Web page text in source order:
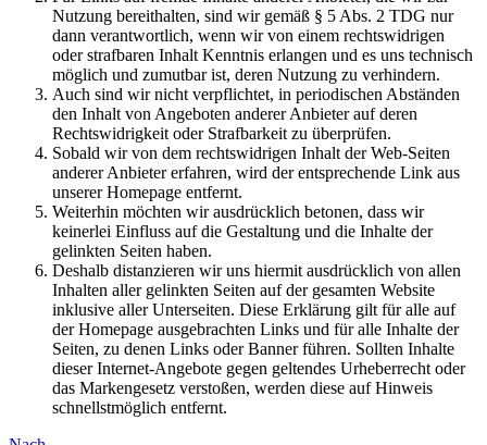
Nutzung bereithalten, sind wir gemäß § 5 Abs. 2 TDG nur
dann verantwortlich, wenn wir von einem rechtswidrigen
oder strafbaren Inhalt Kenntnis erlangen und es uns technisch
möglich und zumutbar ist, deren Nutzung zu verhindern.
Auch sind wir nicht verpflichtet, in periodischen Abständen
den Inhalt von Angeboten anderer Anbieter auf deren
Rechtswidrigkeit oder Strafbarkeit zu überprüfen.
Sobald wir von dem rechtswidrigen Inhalt der Web-Seiten
anderer Anbieter erfahren, wird der entsprechende Link aus
unserer Homepage entfernt.
Weiterhin möchten wir ausdrücklich betonen, dass wir
keinerlei Einfluss auf die Gestaltung und die Inhalte der
gelinkten Seiten haben.
Deshalb distanzieren wir uns hiermit ausdrücklich von allen
Inhalten aller gelinkten Seiten auf der gesamten Website
inklusive aller Unterseiten. Diese Erklärung gilt für alle auf
der Homepage ausgebrachten Links und für alle Inhalte der
Seiten, zu denen Links oder Banner führen. Sollten Inhalte
dieser Internet-Angebote gegen geltendes Urheberrecht oder
das Markengesetz verstoßen, werden diese auf Hinweis
schnellstmöglich entfernt.